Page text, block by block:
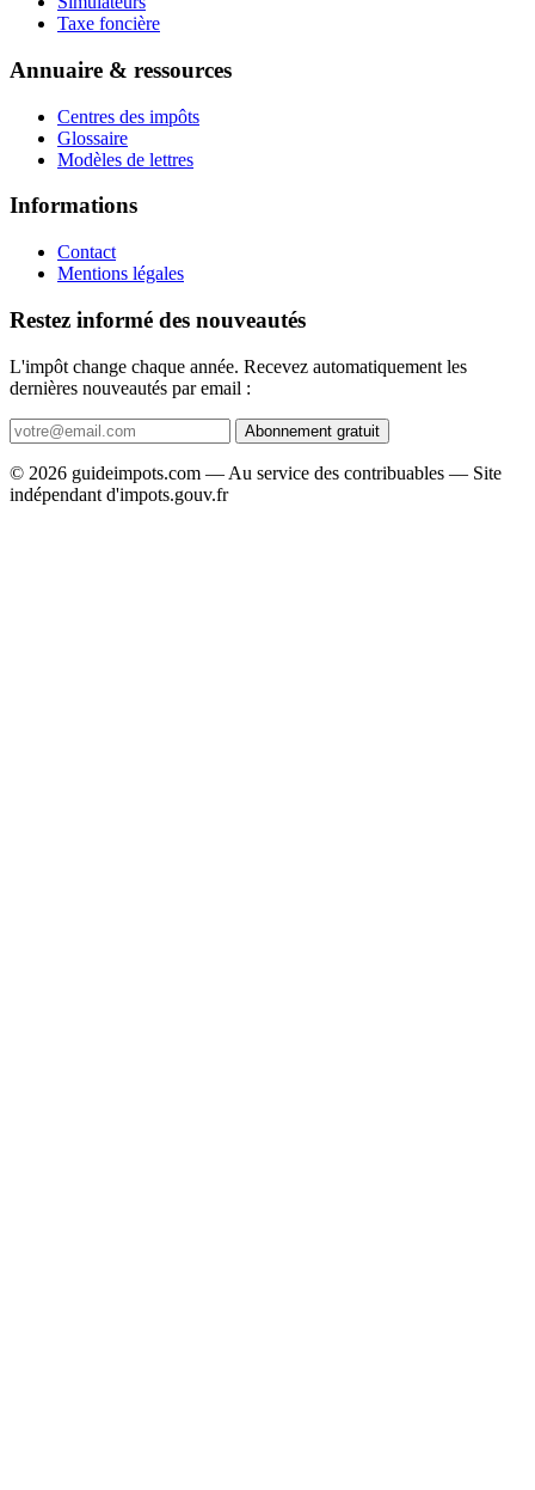
Taxe foncière
Annuaire & ressources
Centres des impôts
Glossaire
Modèles de lettres
Informations
Contact
Mentions légales
Restez informé des nouveautés
L'impôt change chaque année. Recevez automatiquement les
dernières nouveautés par email :
Abonnement gratuit
© 2026 guideimpots.com — Au service des contribuables — Site
indépendant d'impots.gouv.fr